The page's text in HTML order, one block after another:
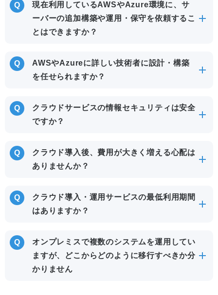
現在利用しているAWSやAzure環境に、サ
ーバーの追加構築や運用・保守を依頼するこ
とはできますか？
AWSやAzureに詳しい技術者に設計・構築
を任せられますか？
クラウドサービスの情報セキュリティは安全
ですか？
クラウド導入後、費用が大きく増える心配は
ありませんか？
クラウド導入・運用サービスの最低利用期間
はありますか？
オンプレミスで複数のシステムを運用してい
ますが、どこからどのように移行すべきか分
かりません